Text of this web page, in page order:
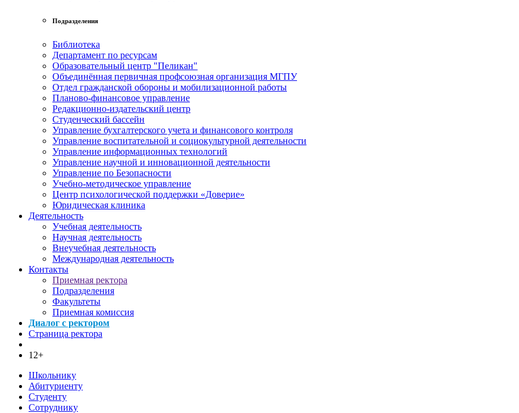
Подразделения
Библиотека
Департамент по ресурсам
Образовательный центр "Пеликан"
Объединённая первичная профсоюзная организация МГПУ
Отдел гражданской обороны и мобилизационной работы
Планово-финансовое управление
Редакционно-издательский центр
Студенческий бассейн
Управление бухгалтерского учета и финансового контроля
Управление воспитательной и социокультурной деятельности
Управление информационных технологий
Управление научной и инновационной деятельности
Управление по Безопасности
Учебно-методическое управление
Центр психологической поддержки «Доверие»
Юридическая клиника
Деятельность
Учебная деятельность
Научная деятельность
Внеучебная деятельность
Международная деятельность
Контакты
Приемная ректора
Подразделения
Факультеты
Приемная комиссия
Диалог с ректором
Страница ректора
12+
Школьнику
Абитуриенту
Студенту
Сотруднику